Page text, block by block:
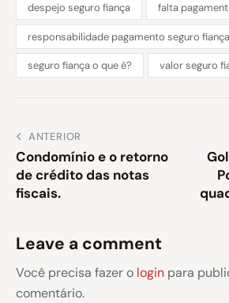
despejo seguro fiança falta
responsabilidade pagamento seguro fiança
seguro fiança o que é? valor seguro
ANTERIOR
Condomínio e o retorno
de crédito das notas
fiscais.
Leave a comment
Você precisa fazer o login para
comentário.